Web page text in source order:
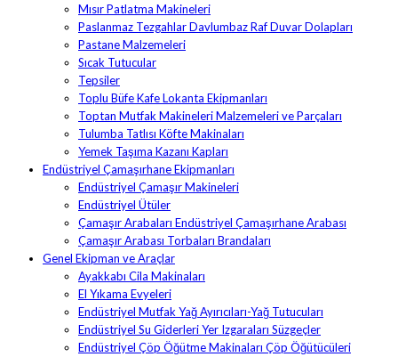
Mısır Patlatma Makineleri
Paslanmaz Tezgahlar Davlumbaz Raf Duvar Dolapları
Pastane Malzemeleri
Sıcak Tutucular
Tepsiler
Toplu Büfe Kafe Lokanta Ekipmanları
Toptan Mutfak Makineleri Malzemeleri ve Parçaları
Tulumba Tatlısı Köfte Makinaları
Yemek Taşıma Kazanı Kapları
Endüstriyel Çamaşırhane Ekipmanları
Endüstriyel Çamaşır Makineleri
Endüstriyel Ütüler
Çamaşır Arabaları Endüstriyel Çamaşırhane Arabası
Çamaşır Arabası Torbaları Brandaları
Genel Ekipman ve Araçlar
Ayakkabı Cila Makinaları
El Yıkama Evyeleri
Endüstriyel Mutfak Yağ Ayırıcıları-Yağ Tutucuları
Endüstriyel Su Giderleri Yer Izgaraları Süzgeçler
Endüstriyel Çöp Öğütme Makinaları Çöp Öğütücüleri